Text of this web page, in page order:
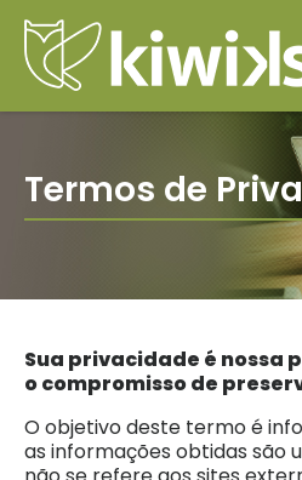
Termos de
Sua privacidade é nossa
o compromisso de
O objetivo deste termo é
as informações obtidas são